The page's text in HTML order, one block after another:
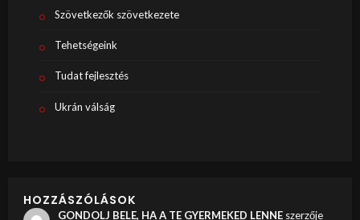
Szövetkezők szövetkezete
Tehetségeink
Tudat fejlesztés
Ukrán válság
HOZZÁSZÓLÁSOK
GONDOLJ BELE, HA A TE GYERMEKED LENNEszerzője